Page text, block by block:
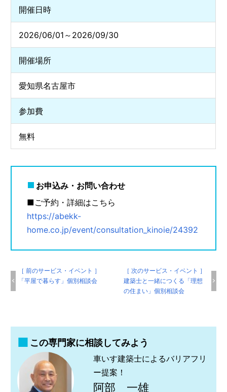
開催日時
2026/06/01～2026/09/30
開催場所
愛知県名古屋市
参加費
無料
お申込み・お問い合わせ
■ご予約・詳細はこちら
https://abekk-
home.co.jp/event/consultation_kinoie/24392
［ 前のサービス・イベント ］
「平屋で暮らす」個別相談会
［ 次のサービス・イベント ］
建築士と一緒につくる「理想
の住まい」個別相談会
この専門家に相談してみよう
車いす建築士によるバリアフリ
ー提案！
阿部 一雄